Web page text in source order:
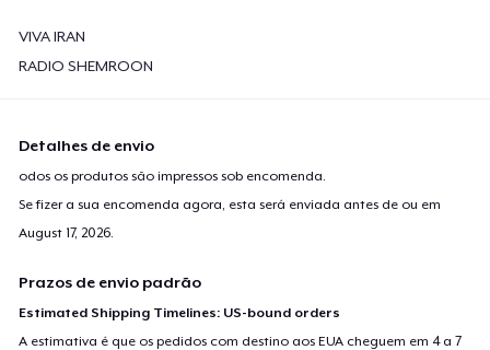
VIVA IRAN
RADIO SHEMROON
Detalhes de envio
odos os produtos são impressos sob encomenda.
Se fizer a sua encomenda agora, esta será enviada antes de ou em
August 17, 2026
Prazos de envio padrão
Estimated Shipping Timelines: US-bound orders
A estimativa é que os pedidos com destino aos EUA cheguem em 4 a 7